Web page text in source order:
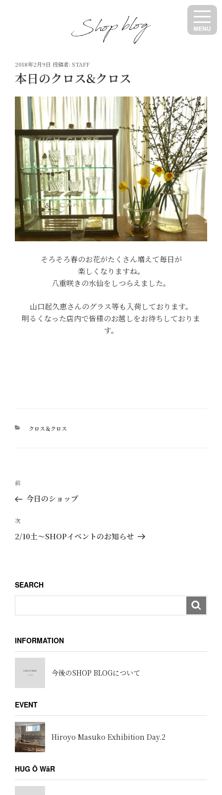
投
日:
2018年2月9日 投稿者: STAFF
本日のクロス&クロス
そろそろ春のお花がたくさん増えて毎日が
楽しくなりますね。
八重咲きの水仙をしつらえました。
山口起久恵さんのグラス等も入荷しております。
明るくなった店内で皆様のお越しをお待ちしておりま
す。
カ
クロス＆クロス
投
ナ
ビ
ゲ
ン
過
去
投
稿
前
今日のショップ
次
の
次
2/10土〜SHOPイベントのお知らせ
SEARCH
INFORMATION
今後のSHOP BLOGについて
EVENT
Hiroyo Masuko Exhibition Day.2
HUG Ō WäR